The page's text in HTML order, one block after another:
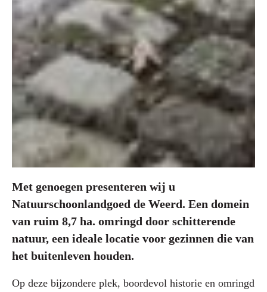
Met genoegen presenteren wij u
Natuurschoonlandgoed de Weerd. Een domein
van ruim 8,7 ha. omringd door schitterende
natuur, een ideale locatie voor gezinnen die van
het buitenleven houden.
Op deze bijzondere plek, boordevol historie en omringd